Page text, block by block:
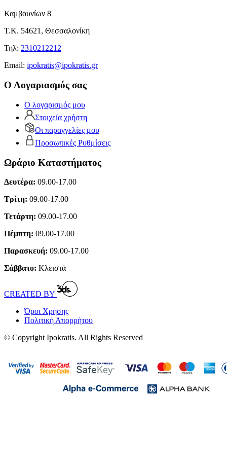
Καμβουνίων 8
Τ.Κ. 54621, Θεσσαλονίκη
Τηλ: 2310212212
Εmail: ipokratis@ipokratis.gr
Ο Λογαριασμός σας
Ο λογαρισμός μου
Στοιχεία χρήστη
Οι παραγγελίες μου
Προσωπικές Ρυθμίσεις
Ωράριο Καταστήματος
Δευτέρα: 09.00-17.00
Τρίτη: 09.00-17.00
Τετάρτη: 09.00-17.00
Πέμπτη: 09.00-17.00
Παρασκευή: 09.00-17.00
Σάββατο: Κλειστά
CREATED BY
Όροι Χρήσης
Πολιτική Απορρήτου
© Copyright Ipokratis. All Rights Reserved